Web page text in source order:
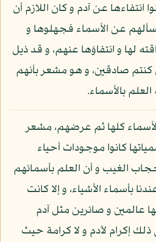
انتفاءها عن آدم و كان اللازم أن
عن الأسماء فجهلوها و
لها و انتفاؤها عنهم، و قد ذيل
كنتم صادقين، و هو مشعر بأنهم
العلم بالأسماء.
كلها ثم عرضهم، مشعر
كانوا موجودات أحياء
الغيب و أن العلم بأسمائهم
بأسماء الأشياء، و إلا كانت
بها عالمين و صائرين مثل آدم
إكرام لآدم و لا كرامة حيث